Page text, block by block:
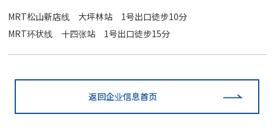
MRT松山新店线 大坪林站 1号出口徒步10分
MRT环状线 十四张站 1号出口徒步15分
返回企业信息首页